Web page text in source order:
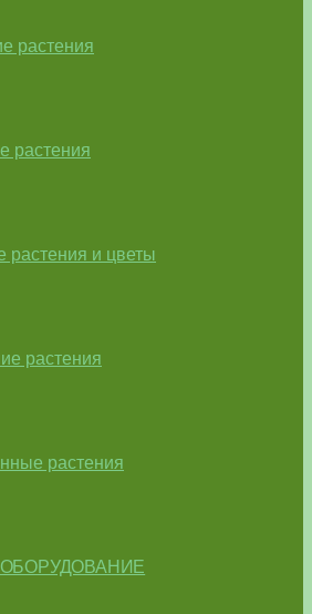
растения
растения
растения и цветы
растения
растения